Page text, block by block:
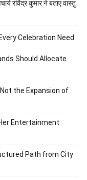
रविंद्र कुमार ने बताए वास्तु
Celebration Need
Should Allocate
the Expansion of
Entertainment
Path from City